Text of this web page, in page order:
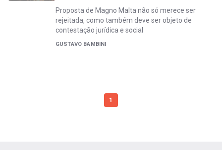
Proposta de Magno Malta não só merece ser
rejeitada, como também deve ser objeto de
contestação jurídica e social
GUSTAVO BAMBINI
1